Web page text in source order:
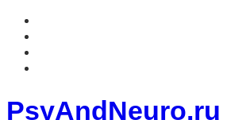
PsyAndNeuro.ru